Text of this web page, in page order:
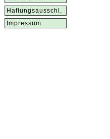
Haftungsausschl.
Impressum